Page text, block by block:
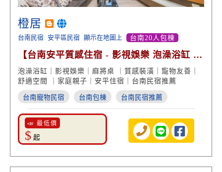
橙居
台南民宿 安平區民宿 顯示在地圖上 台南20人包棟
【台南安平質感住宿 - 影視娛樂 泡澡浴缸 慢
活渡假】
泡澡浴缸｜影視娛樂｜麻將桌 ｜質感裝潢｜寵物友善｜
舒適空間 ｜家庭親子｜安平住宿｜台南民宿推薦
台南寵物民宿 台南包棟 台南民宿推薦
📣 最低價
$ 起